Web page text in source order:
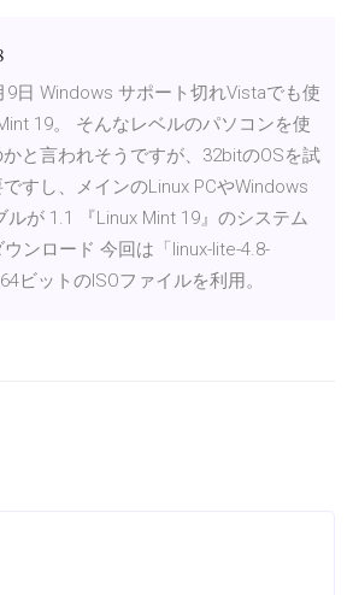
9日 Windows サポート切れVistaでも使
19。 そんなレベルのパソコンを使
と言われそうですが、32bitのOSを試
すし、メインのLinux PCやWindows
ルが 1.1 『Linux Mint 19』のシステム
ンロード 今回は「linux-lite-4.8-
ビットのISOファイルを利用。